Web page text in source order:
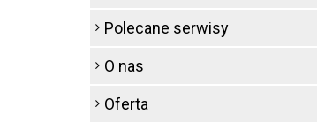
Polecane serwisy
O nas
Oferta